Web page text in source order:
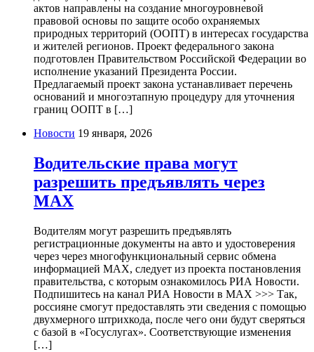
актов направлены на создание многоуровневой
правовой основы по защите особо охраняемых
природных территорий (ООПТ) в интересах государства
и жителей регионов. Проект федерального закона
подготовлен Правительством Российской Федерации во
исполнение указаний Президента России.
Предлагаемый проект закона устанавливает перечень
оснований и многоэтапную процедуру для уточнения
границ ООПТ в […]
Новости 19 января, 2026
Водительские права могут
разрешить предъявлять через
MAX
Водителям могут разрешить предъявлять
регистрационные документы на авто и удостоверения
через через многофункциональный сервис обмена
информацией МАХ, следует из проекта постановления
правительства, с которым ознакомилось РИА Новости.
Подпишитесь на канал РИА Новости в MAX >>> Так,
россияне смогут предоставлять эти сведения с помощью
двухмерного штрихкода, после чего они будут сверяться
с базой в «Госуслугах». Соответствующие изменения
[…]